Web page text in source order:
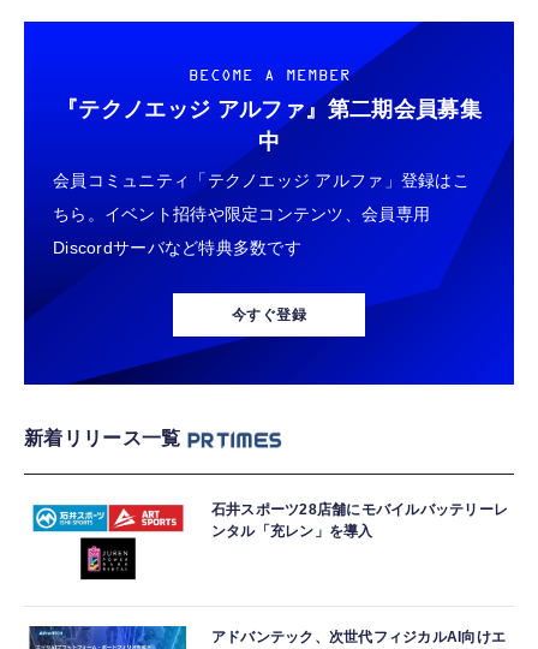
BECOME A MEMBER
『テクノエッジ アルファ』 第二期会員募集
中
会員コミュニティ「テクノエッジ アルファ」登録はこ
ちら。イベント招待や限定コンテンツ、会員専用
Discordサーバなど特典多数です
今すぐ登録
新着リリース一覧
石井スポーツ28店舗にモバイルバッテリーレ
ンタル「充レン」を導入
アドバンテック、次世代フィジカルAI向けエ